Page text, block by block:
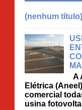
(nenhum título)
A
Elétrica
comercial
usina